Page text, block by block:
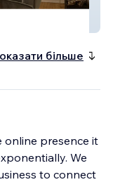
більше
online presence it
We
to connect